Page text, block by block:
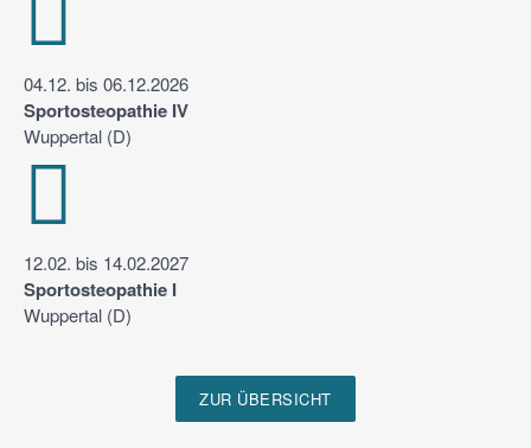
04.12. bis 06.12.2026
Sportosteopathie IV
Wuppertal (D)
12.02. bis 14.02.2027
Sportosteopathie I
Wuppertal (D)
ZUR ÜBERSICHT